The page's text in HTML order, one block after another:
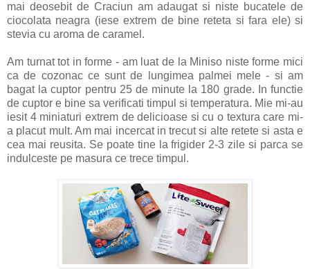
mai deosebit de Craciun am adaugat si niste bucatele de
ciocolata neagra (iese extrem de bine reteta si fara ele) si
stevia cu aroma de caramel.
Am turnat tot in forme - am luat de la Miniso niste forme mici
ca de cozonac ce sunt de lungimea palmei mele - si am
bagat la cuptor pentru 25 de minute la 180 grade. In functie
de cuptor e bine sa verificati timpul si temperatura. Mie mi-au
iesit 4 miniaturi extrem de delicioase si cu o textura care mi-
a placut mult. Am mai incercat in trecut si alte retete si asta e
cea mai reusita. Se poate tine la frigider 2-3 zile si parca se
indulceste pe masura ce trece timpul.